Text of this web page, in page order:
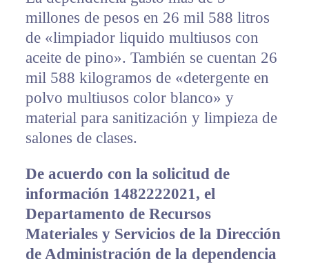
millones de pesos en 26 mil 588 litros
de «limpiador liquido multiusos con
aceite de pino». También se cuentan 26
mil 588 kilogramos de «detergente en
polvo multiusos color blanco» y
material para sanitización y limpieza de
salones de clases.
De acuerdo con la solicitud de
información 1482222021, el
Departamento de Recursos
Materiales y Servicios de la Dirección
de Administración de la dependencia